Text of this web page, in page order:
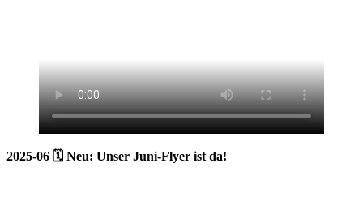
2025-06 🗓 Neu: Unser Juni-Flyer ist da!